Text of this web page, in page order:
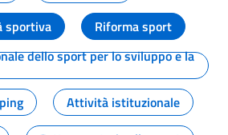
sportiva
Riforma sport
dello sport per lo sviluppo e la
Attività istituzionale